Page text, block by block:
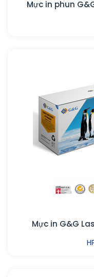
Mực in phun
Mực in G&G